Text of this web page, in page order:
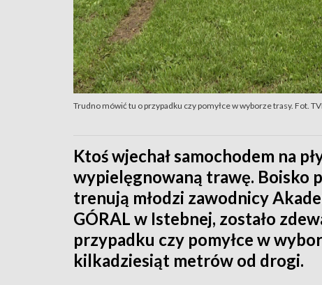
Trudno mówić tu o przypadku czy pomyłce w wyborze trasy. Fot.
Ktoś wjechał samochodem na
wypielęgnowaną trawę. Boisko
trenują młodzi zawodnicy
GÓRAL w Istebnej, zostało
przypadku czy pomyłce w
kilkadziesiąt metrów od drogi.